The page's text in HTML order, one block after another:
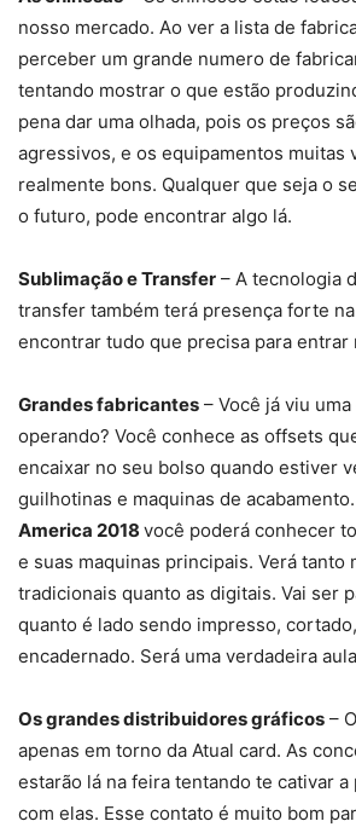
nosso mercado. Ao ver a lista de
perceber um grande numero de
tentando mostrar o que estão
pena dar uma olhada, pois os preços
agressivos, e os equipamentos muitas
realmente bons. Qualquer que seja o
o futuro, pode encontrar algo lá.
Sublimação e Transfer – A tecnologia
transfer também terá presença forte
encontrar tudo que precisa para entrar
Grandes fabricantes – Você já viu
operando? Você conhece as offsets
encaixar no seu bolso quando estiver
guilhotinas e maquinas de
America 2018 você poderá conhecer
e suas maquinas principais. Verá tanto
tradicionais quanto as digitais. Vai ser
quanto é lado sendo impresso,
encadernado. Será uma verdadeira
Os grandes distribuidores gráficos –
apenas em torno da Atual card. As
estarão lá na feira tentando te cativar
com elas. Esse contato é muito bom